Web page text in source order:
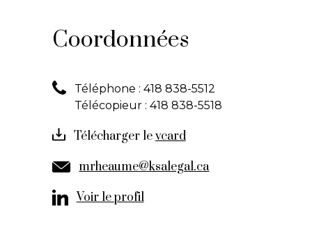
Coordonnées
Téléphone : 418 838-5512
Télécopieur : 418 838-5518
Télécharger le
mrheaume@ksalegal.ca
Voir le profil